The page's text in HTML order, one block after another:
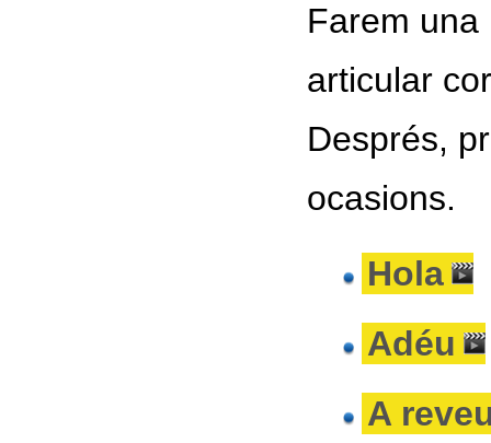
Farem
articular
Després,
ocasions.
Hola
Adéu
A